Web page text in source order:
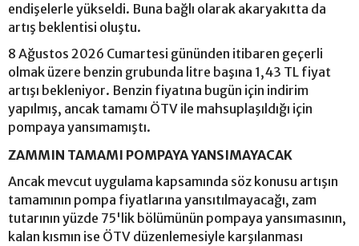
endişelerle yükseldi. Buna bağlı olarak akaryakıtta da
artış beklentisi oluştu.
8 Ağustos 2026 Cumartesi gününden itibaren geçerli
olmak üzere benzin grubunda litre başına 1,43 TL fiyat
artışı bekleniyor. Benzin fiyatına bugün için indirim
yapılmış, ancak tamamı ÖTV ile mahsuplaşıldığı için
pompaya yansımamıştı.
ZAMMIN TAMAMI POMPAYA YANSIMAYACAK
Ancak mevcut uygulama kapsamında söz konusu artışın
tamamının pompa fiyatlarına yansıtılmayacağı, zam
tutarının yüzde 75'lik bölümünün pompaya yansımasının,
kalan kısmın ise ÖTV düzenlemesiyle karşılanması